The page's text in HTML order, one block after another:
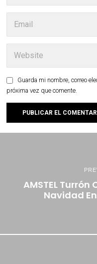
Guarda mi nombre, correo
próxima vez que comente.
AMSTEL Turrón
Navidad